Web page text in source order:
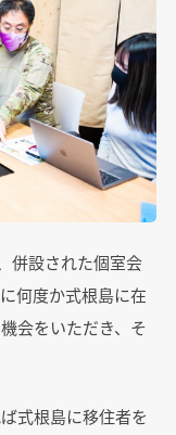
併設された個室会
何度か式根島に在
会をいただき、そ
式根島に移住者を